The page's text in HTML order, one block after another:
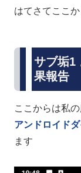
はてさてここ
サブ垢
果報告
ここからは私
アンドロイド
ます